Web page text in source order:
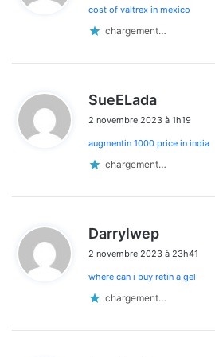
cost of valtrex in mexico
chargement…
SueELada
t
2 novembre 2023 à 1h19
augmentin 1000 price in india
chargement…
Darrylwep
t
2 novembre 2023 à 23h41
where can i buy retin a gel
chargement…